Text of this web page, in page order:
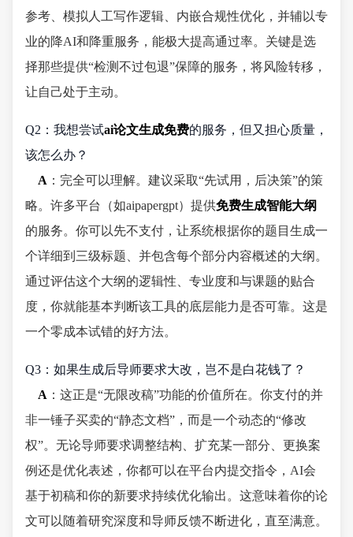
参考、模拟人工写作逻辑、内嵌合规性优化，并辅以专
业的降AI和降重服务，能极大提高通过率。关键是选
择那些提供“检测不过包退”保障的服务，将风险转移，
让自己处于主动。
Q2：我想尝试ai论文生成免费的服务，但又担心质量，
该怎么办？
A ：完全可以理解。建议采取“先试用，后决策”的策
略。许多平台（如aipapergpt）提供免费生成智能大纲
的服务。你可以先不支付，让系统根据你的题目生成一
个详细到三级标题、并包含每个部分内容概述的大纲。
通过评估这个大纲的逻辑性、专业度和与课题的贴合
度，你就能基本判断该工具的底层能力是否可靠。这是
一个零成本试错的好方法。
Q3：如果生成后导师要求大改，岂不是白花钱了？
A ：这正是“无限改稿”功能的价值所在。你支付的并
非一锤子买卖的“静态文档”，而是一个动态的“修改
权”。无论导师要求调整结构、扩充某一部分、更换案
例还是优化表述，你都可以在平台内提交指令，AI会
基于初稿和你的新要求持续优化输出。这意味着你的论
文可以随着研究深度和导师反馈不断进化，直至满意。